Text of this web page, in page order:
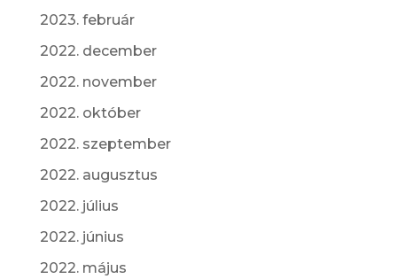
2023. február
2022. december
2022. november
2022. október
2022. szeptember
2022. augusztus
2022. július
2022. június
2022. május